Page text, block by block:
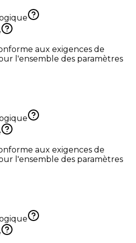
aux exigences de
l'ensemble des paramètres
aux exigences de
l'ensemble des paramètres